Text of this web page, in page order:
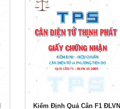
Kiểm Định Quả Cân F1 ĐLVN